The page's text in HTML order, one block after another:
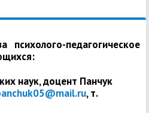
психолого-педагогическое
наук, доцент Панчук
, т.